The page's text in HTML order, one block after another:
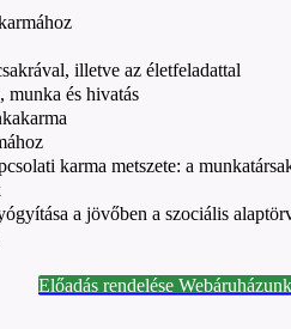
illetve az életfeladattal
munka és hivatás
karma metszete: a
a jövőben a szociális
Előadás rendelése